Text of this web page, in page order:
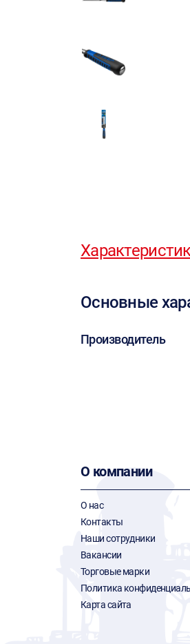
Основные
Производитель
О компании
О нас
Контакты
Наши сотрудники
Вакансии
Торговые марки
Политика
Карта сайта